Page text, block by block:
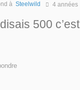
à Steelwild 4 années
500